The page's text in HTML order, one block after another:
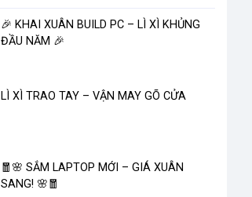
🎉 KHAI XUÂN BUILD PC – LÌ XÌ KHỦNG
ĐẦU NĂM 🎉
LÌ XÌ TRAO TAY – VẬN MAY GÕ CỬA
🧧🌸 SẮM LAPTOP MỚI – GIÁ XUÂN
SANG! 🌸🧧